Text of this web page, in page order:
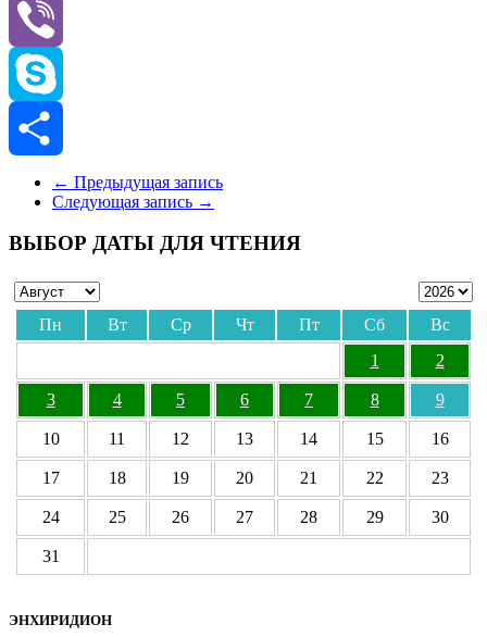
Odnoklassniki
Viber
Skype
Отправить
← Предыдущая запись
Следующая запись →
ВЫБОР ДАТЫ ДЛЯ ЧТЕНИЯ
Пн Вт Ср Чт Пт Сб
Вс
1
2
3 4 5 6 7 8 9
10 11 12 13 14 15 16
17 18 19 20 21 22 23
24 25 26 27 28 29 30
31
ЭНХИРИДИОН